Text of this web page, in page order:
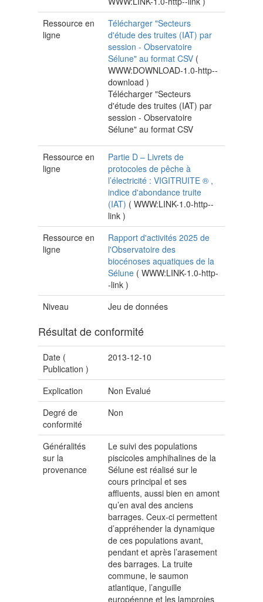
Ressource en
ligne
Télécharger "Secteurs
d'étude des truites (IAT) par
session - Observatoire
Sélune" au format CSV (
WWW:DOWNLOAD-1.0-http--
download)
Télécharger "Secteurs
d'étude des truites (IAT) par
session - Observatoire
Sélune" au format CSV
Ressource en
ligne
Partie D – Livrets de
protocoles de pêche à
l’électricité : VIGITRUITE ® ,
indice d'abondance truite
(IAT) (WWW:LINK-1.0-http--
link)
Ressource en
ligne
Rapport d'activités 2025 de
l'Observatoire des
biocénoses aquatiques de la
Sélune (WWW:LINK-1.0-http-
-link)
Niveau
Jeu de données
Résultat de conformité
Date (
Publication )
2013-12-10
Explication
Non Evalué
Degré de
conformité
Non
Généralités
sur la
provenance
Le suivi des populations
piscicoles amphihalines de la
Sélune est réalisé sur le
cours principal et ses
affluents, aussi bien en amont
qu’en aval des anciens
barrages. Ceux-ci permettent
d’appréhender la dynamique
de ces populations avant,
pendant et après l’arasement
des barrages. La truite
commune, le saumon
atlantique, l’anguille
européenne et les lamproies